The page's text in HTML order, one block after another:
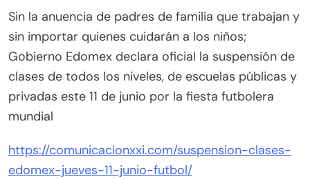
Sin la anuencia de padres de familia que trabajan y
sin importar quienes cuidarán a los niños;
Gobierno Edomex declara oficial la suspensión de
clases de todos los niveles, de escuelas públicas y
privadas este 11 de junio por la fiesta futbolera
mundial
https://comunicacionxxi.com/suspension-clases-
edomex-jueves-11-junio-futbol/